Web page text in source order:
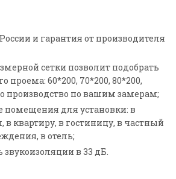
и гарантия от производителя
сетки позволит подобрать
проема: 60*200, 70*200, 80*200,
производство по вашим замерам;
для установки: в
квартиру, в гостиницу, в частный
в отель;
звукоизоляции в 33 дБ.